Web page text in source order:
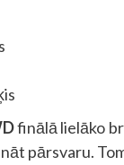
finālā lielāko
pārsvaru.